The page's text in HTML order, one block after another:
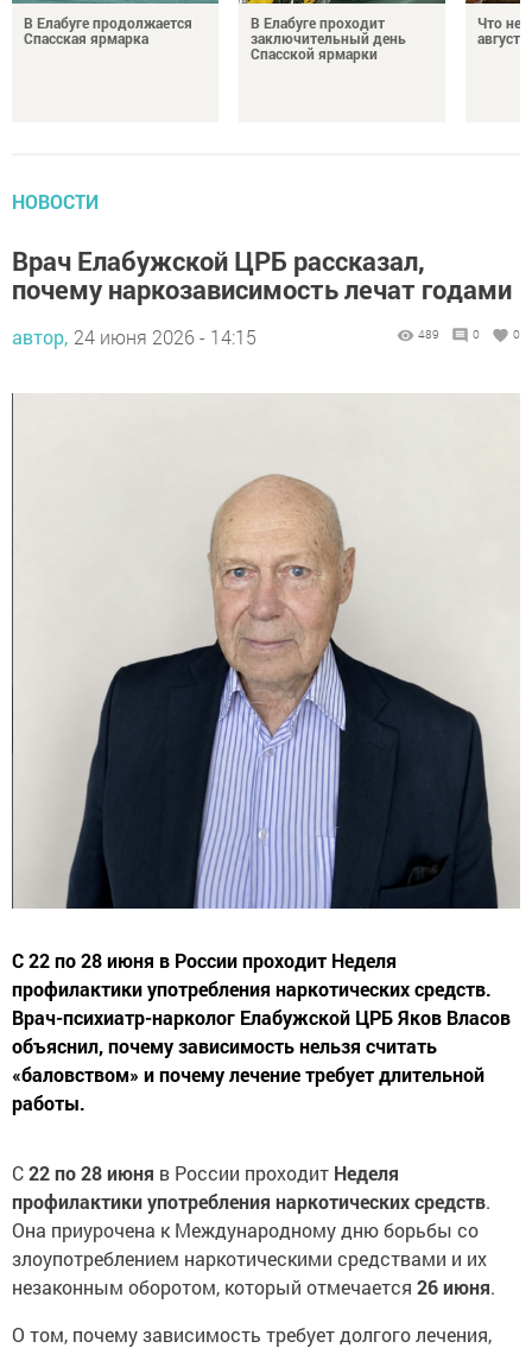
В Елабуге продолжается
Спасская ярмарка
В Елабуге проходит
заключительный день
Спасской ярмарки
Что
НОВОСТИ
Врач Елабужской ЦРБ рассказал,
почему наркозависимость лечат годами
автор, 24 июня 2026 - 14:15 489 0 0
С 22 по 28 июня в России проходит Неделя
профилактики употребления наркотических средств.
Врач-психиатр-нарколог Елабужской ЦРБ Яков Власов
объяснил, почему зависимость нельзя считать
«баловством» и почему лечение требует длительной
работы.
С22 по 28 июня в России проходит Неделя
профилактики употребления наркотических средств.
Она приурочена к Международному дню борьбы со
злоупотреблением наркотическими средствами и их
незаконным оборотом, который отмечается 26 июня.
О том, почему зависимость требует долгого лечения,